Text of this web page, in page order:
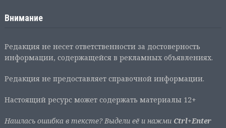
Внимание
Редакция не несет ответственности за достоверность
информации, содержащейся в рекламных объявлениях.
Редакция не предоставляет справочной информации.
Настоящий ресурс может содержать материалы 12+
Нашлась ошибка в тексте? Выдели её и нажми Ctrl+Enter